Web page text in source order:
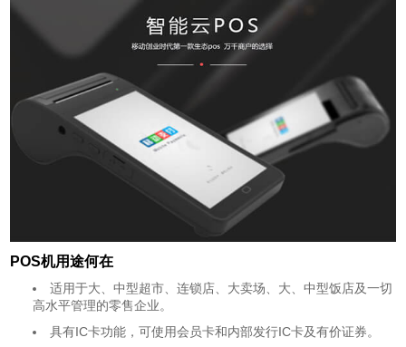
POS机用途何在
适用于大、中型超市、连锁店、大卖场、大、中型饭店及一切
高水平管理的零售企业。
具有IC卡功能，可使用会员卡和内部发行IC卡及有价证券。